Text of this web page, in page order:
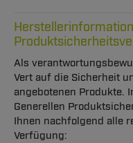
Als
Vert auf die Sicherheit
angebotenen Produkte.
Generellen
Ihnen nachfolgend alle
Verfügung: